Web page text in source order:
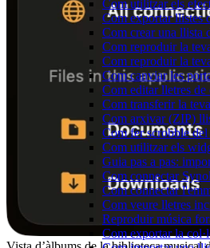
Com utilitzar els
Com exportar llistes
Com crear una llista
Com reproduir la
Com reproduir la
Com canviar les
Com editar lletres
Com transferir la
Com arxivar (ZIP)
Com fer scrobble
Com utilitzar els
Guia pas a pas:
Com connectar
Com connectar
Com veure lletres
Reproduir música
Com exportar la